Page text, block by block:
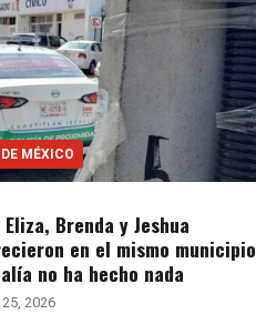
MÉXICO
Eliza, Brenda y Jeshua
en el mismo municipio
no ha hecho nada
2026